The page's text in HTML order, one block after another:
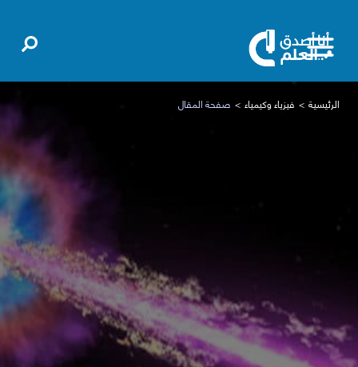
الرئيسية فيزياء وكيمياء صفحة المقال